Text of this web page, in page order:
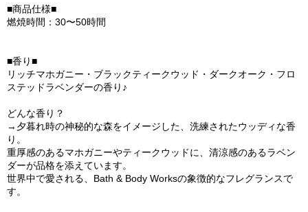
■商品仕様■
燃焼時間：30〜50時間
■香り■
リッチマホガニー・ブラックティークウッド・ダークオーク・フロ
ステッドラベンダーの香り♪
どんな香り？
→夕暮れ時の神秘的な森をイメージした、洗練されたウッディな香
り。
重厚感のあるマホガニーやティークウッドに、清涼感のあるラベン
ダーが品格を添えています。
世界中で愛される、Bath & Body Worksの象徴的なフレグランスで
す。